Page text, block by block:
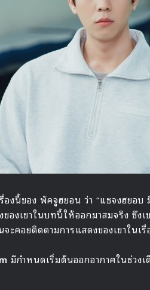
งนี้ของ พัคจูฮยอน ว่า “แชจงฮยอบ
องเขาในบทนี้ให้ออกมาสมจริง ซึง
คอยติดตามการแสดงของเขาในเรื่
มีกำหนดเริ่มต้นออกอากาศในช่วง